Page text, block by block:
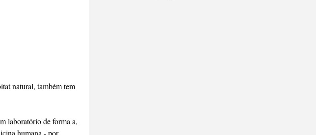
natural, também tem
laboratório de forma a,
humana - por